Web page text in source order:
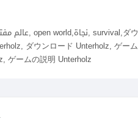
ダウンロード Unterholz, ゲーム
ゲームの説明 Unterholz